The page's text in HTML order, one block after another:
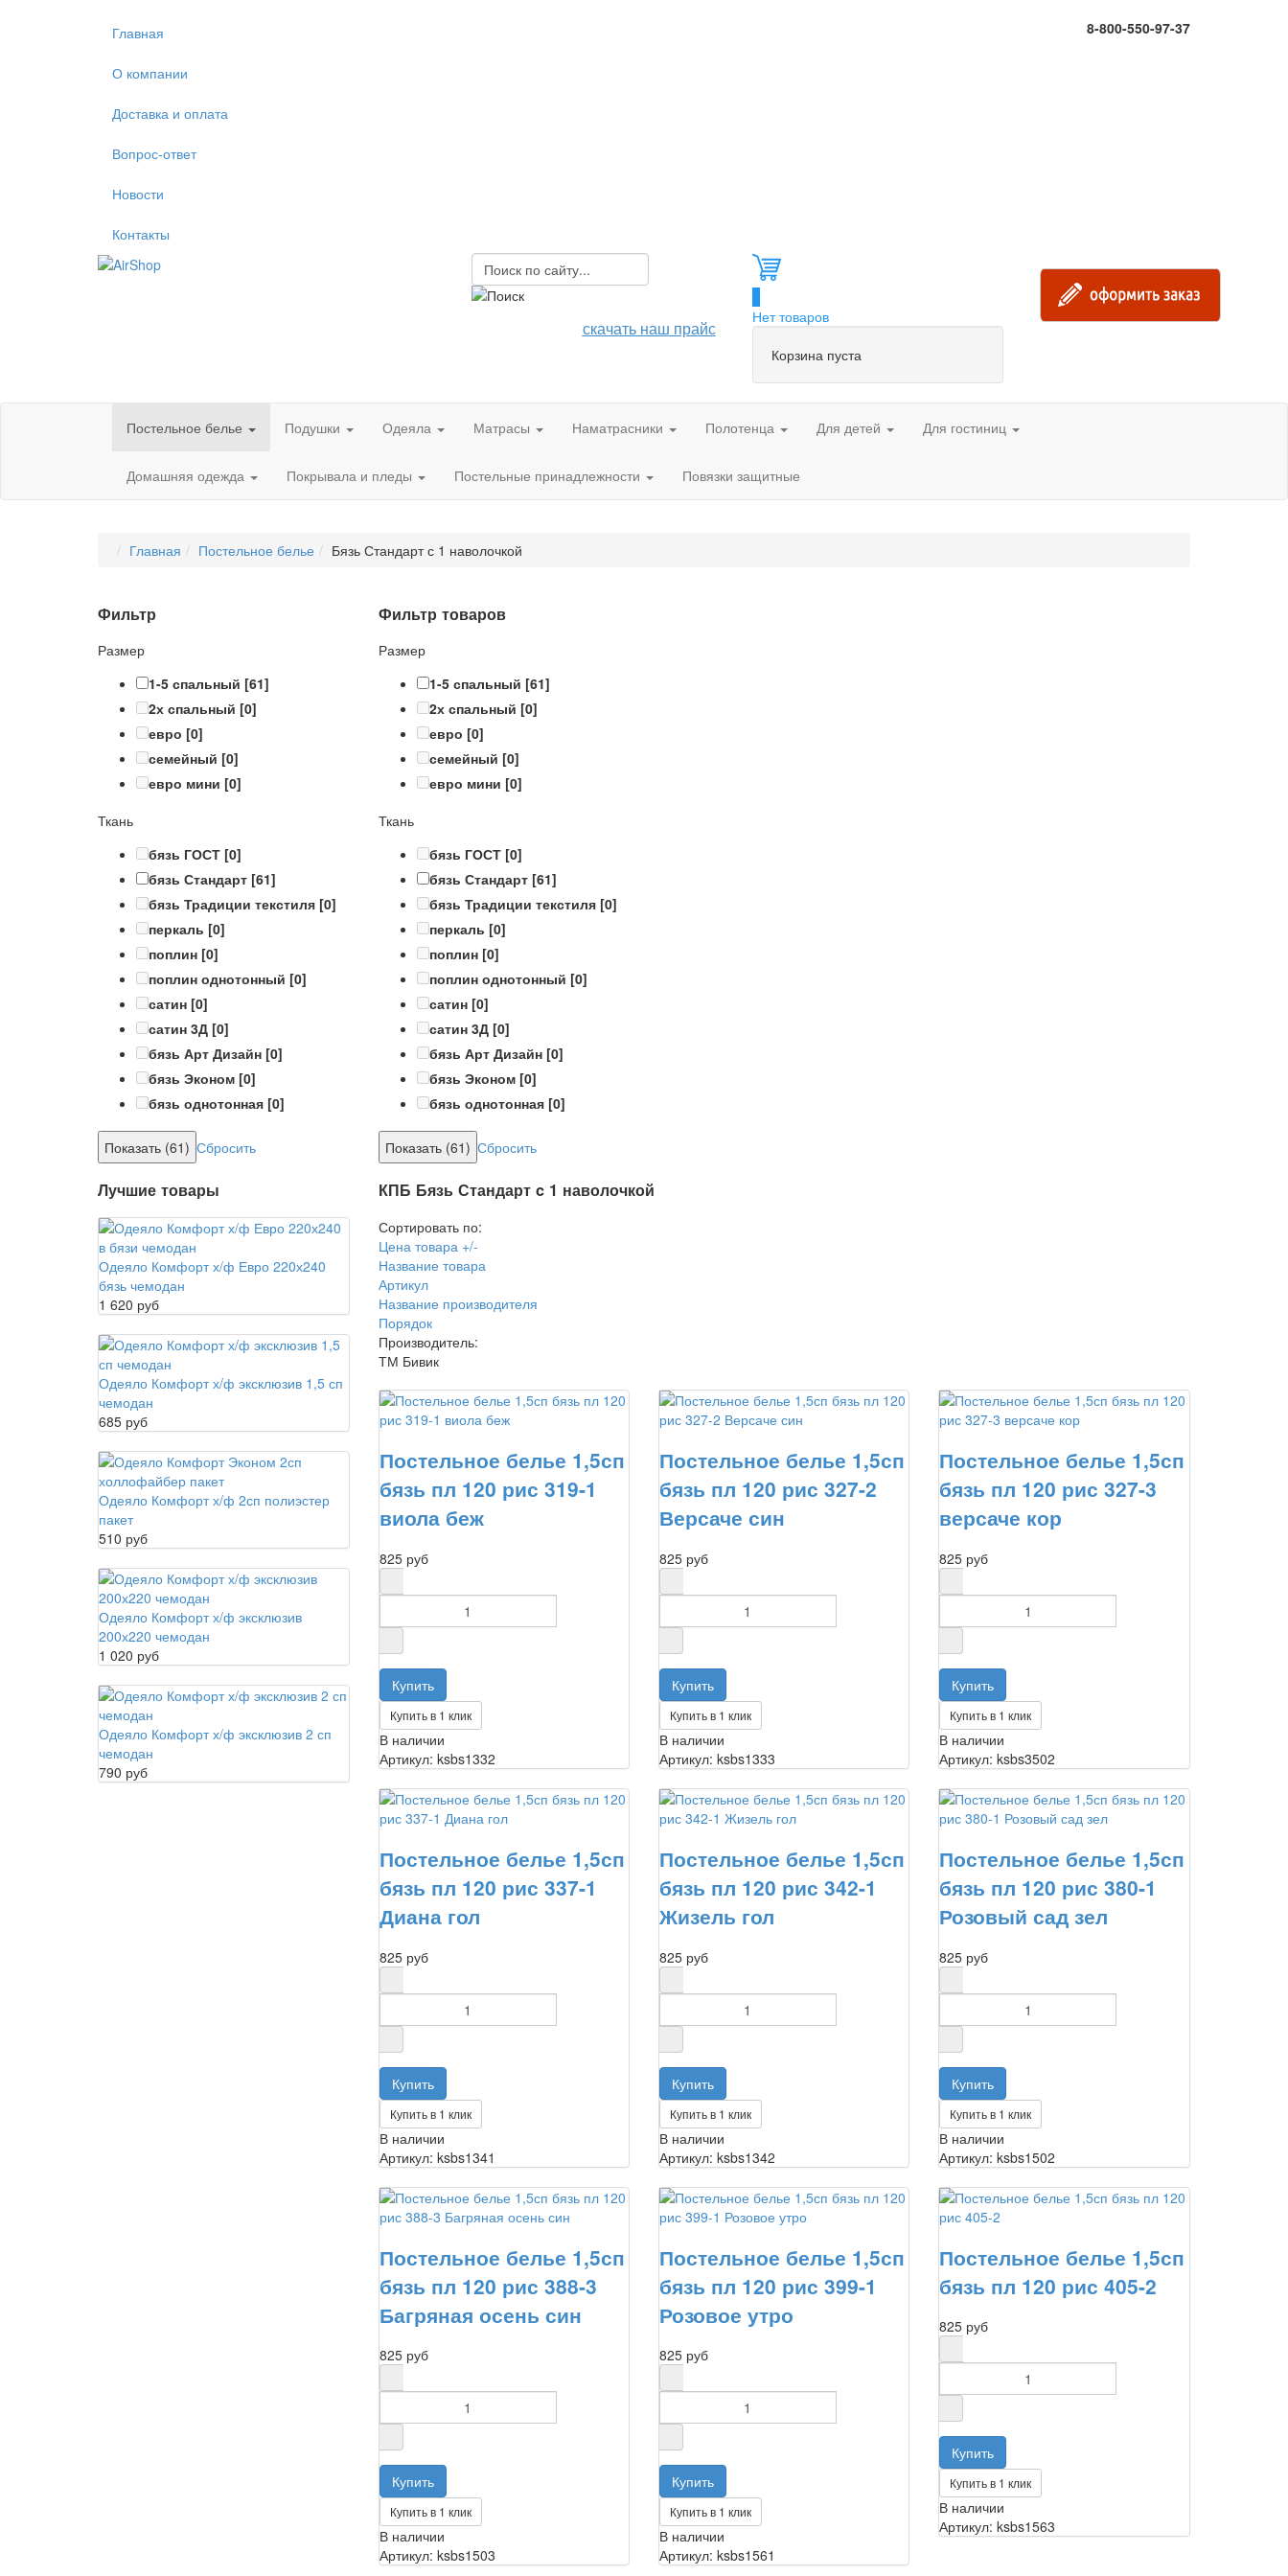
Главная
О компании
Доставка и оплата
Вопрос-ответ
Новости
Контакты
8-800-550-97-37
скачать наш прайс
Нет товаров
Корзина пуста
Постельное белье Подушки Одеяла Матрасы Наматрасники Полотенца Для детей Для гостиниц
Домашняя одежда Покрывала и пледы Постельные принадлежности Повязки защитные
Главная Постельное белье Бязь Стандарт с 1 наволочкой
Фильтр товаров
Размер
1-5 спальный [61]
2х спальный [0]
евро [0]
семейный [0]
евро мини [0]
Ткань
бязь ГОСТ[0]
бязь Стандарт[61]
бязь Традиции текстиля[0]
перкаль [0]
поплин[0]
поплин однотонный [0]
сатин[0]
сатин 3Д[0]
бязь Арт Дизайн[0]
бязь Эконом[0]
бязь однотонная[0]
Сбросить
КПБ Бязь Стандарт c 1 наволочкой
Сортировать по:
Цена товара +/-
Название товара
Артикул
Название производителя
Порядок
Производитель:
ТМ Бивик
Постельное белье 1,5сп
бязь пл 120 рис 319-1
виола беж
825 руб
Купить в 1 клик
В наличии
Артикул: ksbs1332
Постельное белье 1,5сп
бязь пл 120 рис 327-2
Версаче син
825 руб
Купить в 1 клик
В наличии
Артикул: ksbs1333
Постельное белье 1,5сп
бязь пл 120 рис 327-3
версаче кор
825 руб
Купить в 1 клик
В наличии
Артикул: ksbs3502
Постельное белье 1,5сп
бязь пл 120 рис 337-1
Диана гол
825 руб
Купить в 1 клик
В наличии
Артикул: ksbs1341
Постельное белье 1,5сп
бязь пл 120 рис 342-1
Жизель гол
825 руб
Купить в 1 клик
В наличии
Артикул: ksbs1342
Постельное белье 1,5сп
бязь пл 120 рис 380-1
Розовый сад зел
825 руб
Купить в 1 клик
В наличии
Артикул: ksbs1502
Постельное белье 1,5сп
бязь пл 120 рис 388-3
Багряная осень син
825 руб
Купить в 1 клик
В наличии
Артикул: ksbs1503
Постельное белье 1,5сп
бязь пл 120 рис 399-1
Розовое утро
825 руб
Купить в 1 клик
В наличии
Артикул: ksbs1561
Постельное белье 1,5сп
бязь пл 120 рис 405-2
825 руб
Купить в 1 клик
В наличии
Артикул: ksbs1563
Фильтр
Размер
1-5 спальный [61]
2х спальный [0]
евро [0]
семейный [0]
евро мини [0]
Ткань
бязь ГОСТ [0]
бязь Стандарт [61]
бязь Традиции текстиля [0]
перкаль [0]
поплин [0]
поплин однотонный [0]
сатин [0]
сатин 3Д [0]
бязь Арт Дизайн [0]
бязь Эконом [0]
бязь однотонная [0]
Сбросить
Лучшие товары
Одеяло Комфорт х/ф Евро 220х240
бязь чемодан
1 620 руб
Одеяло Комфорт х/ф эксклюзив 1,5 сп
чемодан
685 руб
Одеяло Комфорт х/ф 2сп полиэстер
пакет
510 руб
Одеяло Комфорт х/ф эксклюзив
200х220 чемодан
1 020 руб
Одеяло Комфорт х/ф эксклюзив 2 сп
чемодан
790 руб